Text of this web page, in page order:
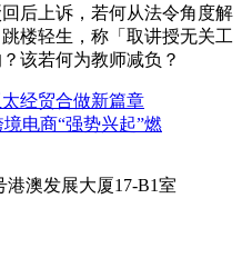
后上诉，若何从法令角度解
楼轻生，称「取讲授无关工
该若何为教师减负？
经贸合做新篇章
电商“强势兴起”燃
港澳发展大厦17-B1室